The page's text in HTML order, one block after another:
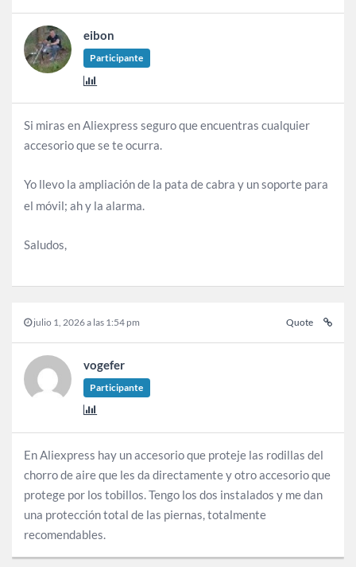
eibon
Participante
Si miras en Aliexpress seguro que encuentras cualquier
accesorio que se te ocurra.
Yo llevo la ampliación de la pata de cabra y un soporte para
el móvil; ah y la alarma.
Saludos,
julio 1, 2026 a las 1:54 pm Quote
vogefer
Participante
En Aliexpress hay un accesorio que proteje las rodillas del
chorro de aire que les da directamente y otro accesorio que
protege por los tobillos. Tengo los dos instalados y me dan
una protección total de las piernas, totalmente
recomendables.